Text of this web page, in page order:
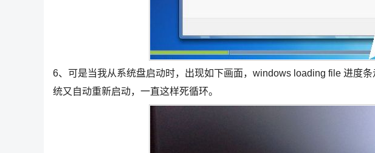
6、可是当我从系统盘启动时，出现如下画面，windows loading file 进度
统又自动重新启动，一直这样死循环。